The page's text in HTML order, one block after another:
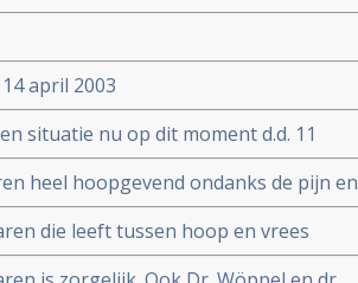
april 2003
situatie nu op dit moment d.d. 11
aan Ierland
heel hoopgevend ondanks de pijn en
doodtumorweefsel laat zien, met
die leeft tussen hoop en vrees